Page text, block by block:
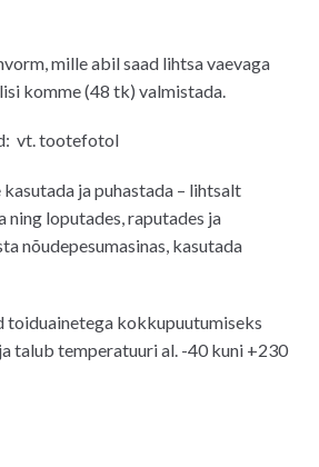
mille abil saad lihtsa vaevaga
komme (48 tk) valmistada.
: vt. tootefotol
ja puhastada – lihtsalt
ning loputades, raputades ja
nõudepesumasinas, kasutada
toiduainetega kokkupuutumiseks
talub temperatuuri al. -40 kuni +230